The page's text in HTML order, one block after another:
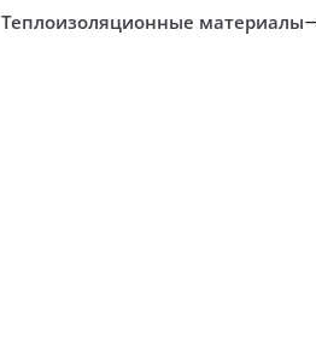
Теплоизоляционные материалы